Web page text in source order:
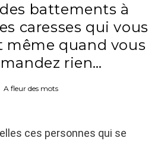
battements à
caresses qui vous
même quand vous
rien…
A fleur des mots
ces personnes qui se